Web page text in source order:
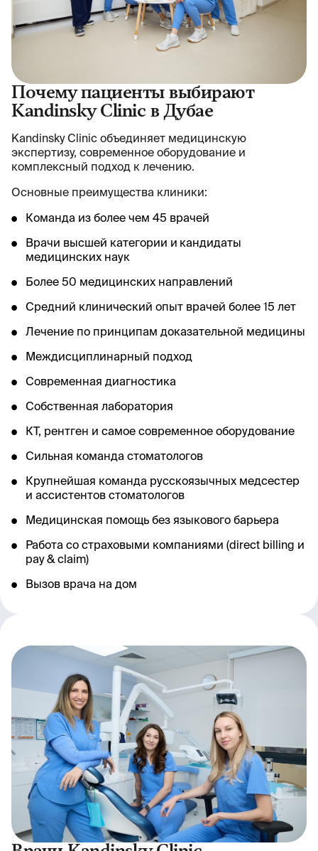
Почему пациенты выбирают
Kandinsky Clinic в Дубае
Kandinsky Clinic объединяет медицинскую
экспертизу, современное оборудование и
комплексный подход к лечению.
Основные преимущества клиники:
Команда из более чем 45 врачей
Врачи высшей категории и кандидаты
медицинских наук
Более 50 медицинских направлений
Средний клинический опыт врачей более 15 лет
Лечение по принципам доказательной медицины
Междисциплинарный подход
Современная диагностика
Собственная лаборатория
КТ, рентген и самое современное оборудование
Сильная команда стоматологов
Крупнейшая команда русскоязычных медсестер
и ассистентов стоматологов
Медицинская помощь без языкового барьера
Работа со страховыми компаниями (direct billing и
pay & claim)
Вызов врача на дом